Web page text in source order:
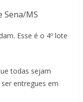
Sena/MS
Esse é o 4º lote
todas sejam
entregues em